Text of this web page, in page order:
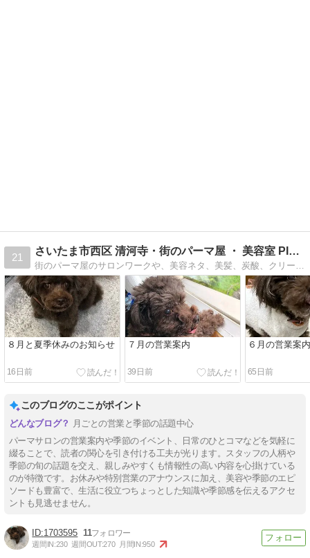
21
さいたま市西区 清河寺・街のパーマ屋 ・ 美容室 PIAN…
街のパーマ屋のサロンワークや、美容ネタ、美髪、炭酸、クリープパーマ、縮毛矯正、ヘナ、ハーブカラーとパーマ屋のオヤジのライフワーク、などなど・・・役立つ情報、関…
８月と夏季休みのお知らせ
16日前
７月の営業案内
39日前
６月の営業案内
65日前
このブログのここがポイント
月ごとの営業と季節の話題中心
パーマサロンの営業案内や季節のイベント、日常のひとコマなどを気軽に
綴ることで、読者の関心を引き付ける工夫が光ります。スタッフの人柄や
季節の旬の話題を交え、親しみやすくも情報性の高い内容を心掛けている
のが特徴です。お休みや特別営業のアナウンスに加え、美容や季節のエピ
ソードも豊富で、生活に役立つちょっとした知識や季節感を伝えるアクセ
ントも見逃せません。
1703595 11
週間IN:230 週間OUT:270 月間IN:950